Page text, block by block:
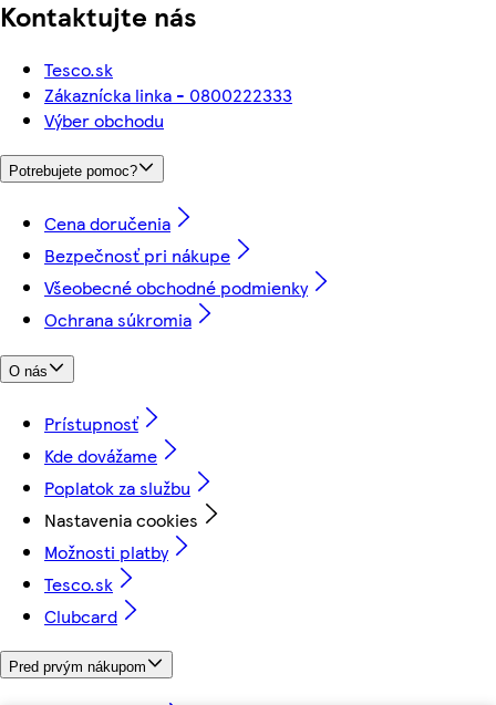
Kontaktujte nás
Tesco.sk
Zákaznícka linka - 0800222333
Výber obchodu
Potrebujete pomoc?
Cena doručenia
Bezpečnosť pri nákupe
Všeobecné obchodné podmienky
Ochrana súkromia
O nás
Prístupnosť
Kde dovážame
Poplatok za službu
Nastavenia cookies
Možnosti platby
Tesco.sk
Clubcard
Pred prvým nákupom